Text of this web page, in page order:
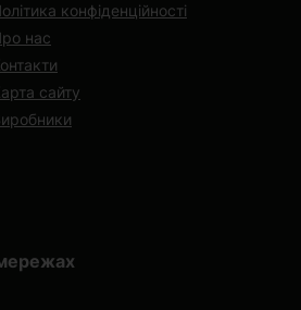
конфіденційності
нас
сайту